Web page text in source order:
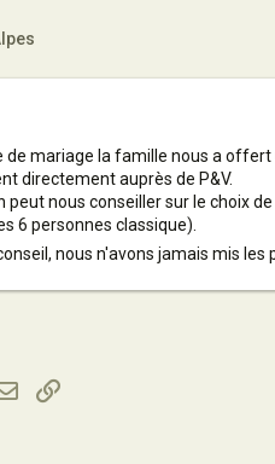
de mariage la famille nous a
directement auprès de P&V.
peut nous conseiller sur le choix
6 personnes classique).
nous n'avons jamais mis les
EmailLien